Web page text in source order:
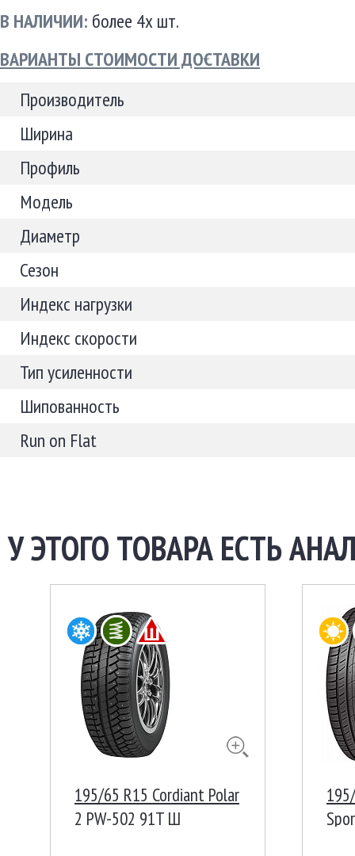
В НАЛИЧИИ: более 4х шт.
ВАРИАНТЫ СТОИМОСТИ ДОСТАВКИ
Производитель
Ширина
Профиль
Модель
Диаметр
Сезон
Индекс нагрузки
Индекс скорости
Тип усиленности
Шипованность
Run on Flat
У ЭТОГО ТОВАРА ЕСТЬ
195/65 R15 Cordiant Polar
2 PW-502 91T Ш